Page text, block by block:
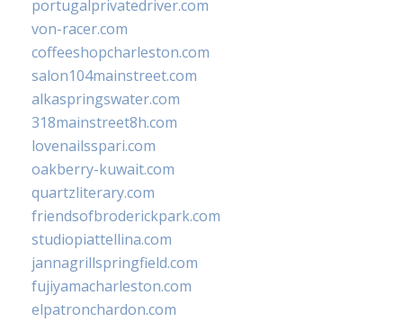
portugalprivatedriver.com
von-racer.com
coffeeshopcharleston.com
salon104mainstreet.com
alkaspringswater.com
318mainstreet8h.com
lovenailsspari.com
oakberry-kuwait.com
quartzliterary.com
friendsofbroderickpark.com
studiopiattellina.com
jannagrillspringfield.com
fujiyamacharleston.com
elpatronchardon.com